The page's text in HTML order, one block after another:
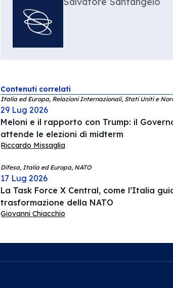
Contenuti correlati
Italia ed Europa, Relazioni Internazionali, Stati Uniti e
29 Lug 2026
Meloni e il rapporto con Trump: il
attende le elezioni di midterm
Riccardo Missaglia
Difesa, Italia ed Europa, NATO
17 Lug 2026
La Task Force X Central, come l’Italia
trasformazione della NATO
Giovanni Chiacchio